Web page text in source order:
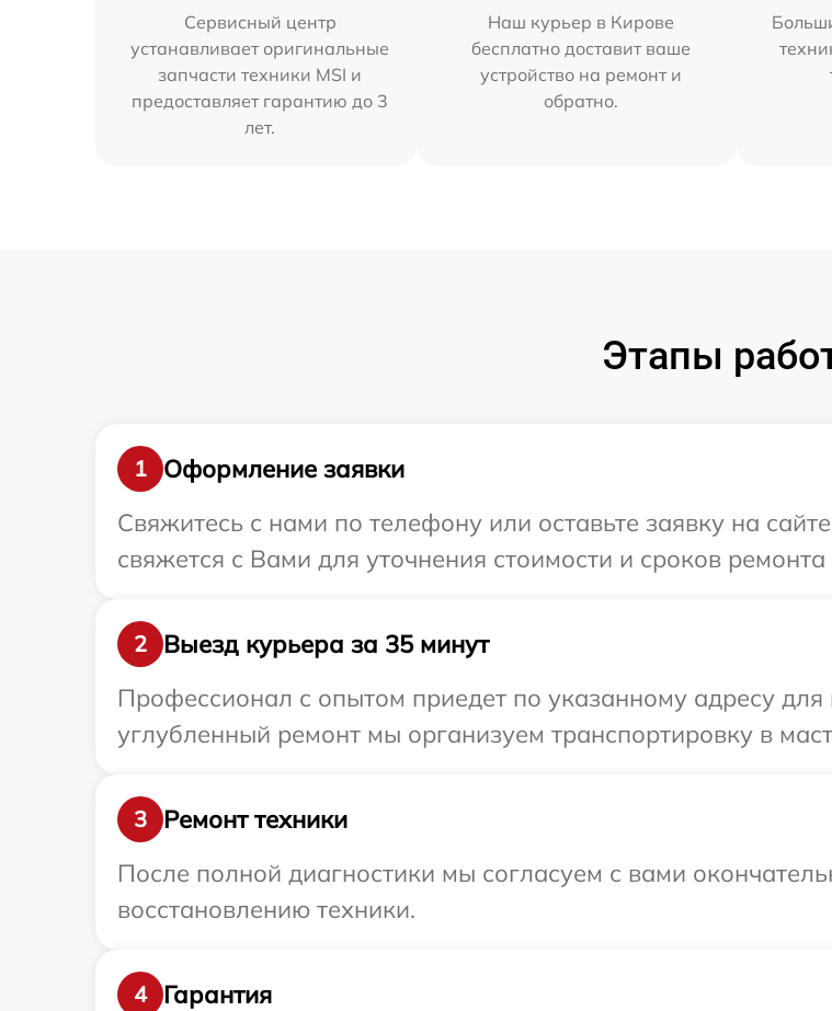
Сервисный центр
устанавливает оригинальные
запчасти техники MSI и
предоставляет гарантию до 3
лет.
Наш курьер в Кирове
бесплатно доставит ваше
устройство на ремонт и
обратно.
Этапы
1
Оформление заявки
Свяжитесь с нами по телефону или оставьте заявку на
свяжется с Вами для уточнения стоимости и сроков
2
Выезд курьера за 35 минут
Профессионал с опытом приедет по указанному адресу для
углубленный ремонт мы организуем транспортировку в
3
Ремонт техники
После полной диагностики мы согласуем с вами
восстановлению техники.
4
Гарантия